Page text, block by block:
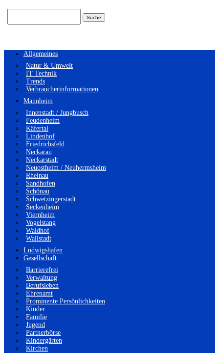
Allgemeines
Natur & Umwelt
IT Technik
Trends
Verbraucherinformationen
Mannheim
Innenstadt / Jungbusch
Feudenheim
Käfertal
Lindenhof
Friedrichsfeld
Neckarau
Neckarstadt
Neuostheim / Neuhermsheim
Rheinau
Sandhofen
Schönau
Schwetzingerstadt
Seckenheim
Viernheim
Vogelstang
Waldhof
Wallstadt
Ludwigshafen
Gesellschaft
Barrierefrei
Verwaltung
Berufsleben
Ehrenamt
Prominente Persönlichkeiten
Kinder
Familie
Jugend
Partnerbörse
Kindergärten
Kirchen